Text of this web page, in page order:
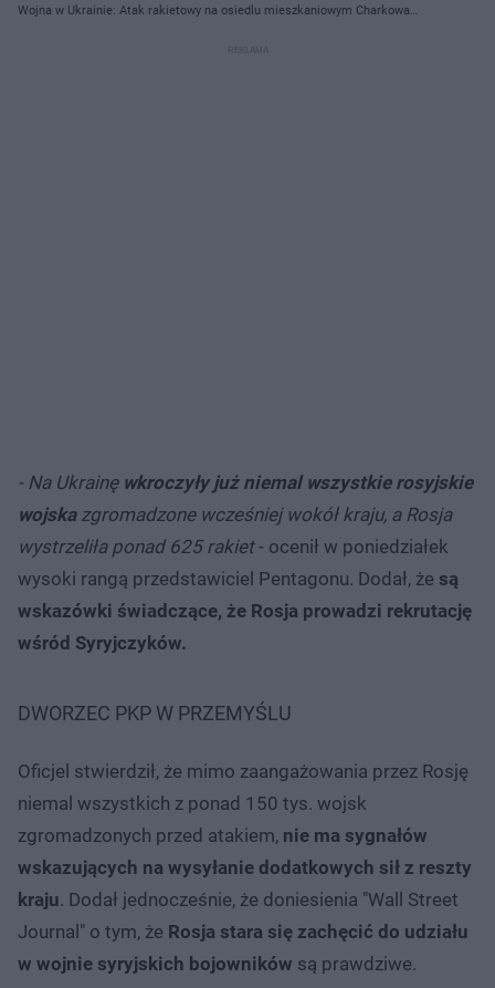
Wojna w Ukrainie: Atak rakietowy na osiedlu mieszkaniowym Charkowa
- Na Ukrainęwkroczyły już niemal wszystkie rosyjskie
wojskazgromadzone wcześniej wokół kraju, a Rosja
wystrzeliła ponad 625 rakiet- ocenił w poniedziałek
wysoki rangą przedstawiciel Pentagonu. Dodał, że są
wskazówki świadczące, że Rosja prowadzi rekrutację
wśród Syryjczyków.
DWORZEC PKP W PRZEMYŚLU
Oficjel stwierdził, że mimo zaangażowania przez Rosję
niemal wszystkich z ponad 150 tys. wojsk
zgromadzonych przed atakiem, nie ma sygnałów
wskazujących na wysyłanie dodatkowych sił z reszty
kraju. Dodał jednocześnie, że doniesienia "Wall Street
Journal" o tym, że Rosja stara się zachęcić do udziału
w wojnie syryjskich bojowników są prawdziwe.